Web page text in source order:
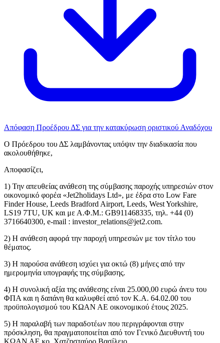
Απόφαση Προέδρου ΔΣ για την κατακύρωση οριστικού Αναδόχου
Ο Πρόεδρου του ΔΣ λαμβάνοντας υπόψιν την διαδικασία που
ακολουθήθηκε,
Αποφασίζει,
1) Την απευθείας ανάθεση της σύμβασης παροχής υπηρεσιών στον
οικονομικό φορέα «Jet2holidays Ltd», με έδρα στο Low Fare
Finder House, Leeds Bradford Airport, Leeds, West Yorkshire,
LS19 7TU, UK και με Α.Φ.Μ.: GB911468335, τηλ. +44 (0)
3716640300, e-mail : investor_relations@jet2.com.
2) Η ανάθεση αφορά την παροχή υπηρεσιών με τον τίτλο του
θέματος.
3) Η παρούσα ανάθεση ισχύει για οκτώ (8) μήνες από την
ημερομηνία υπογραφής της σύμβασης.
4) Η συνολική αξία της ανάθεσης είναι 25.000,00 ευρώ άνευ του
ΦΠΑ και η δαπάνη θα καλυφθεί από τον Κ.Α. 64.02.00 του
προϋπολογισμού του ΚΩΑΝ ΑΕ οικονομικού έτους 2025.
5) Η παραλαβή των παραδοτέων που περιγράφονται στην
πρόσκληση, θα πραγματοποιείται από τον Γενικό Διευθυντή του
ΚΩΑΝ ΑΕ κο. Χατζησταύρο Βασίλειο.